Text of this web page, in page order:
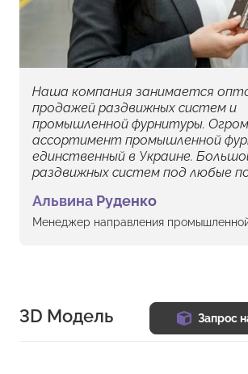
Наша компания занимается
продажей раздвижных систем и
промышленной фурнитуры.
ассортимент промышленной
единственный в Украине.
раздвижных систем под любые
Альвина Руденко
Менеджер направления
3D Модель Запрос